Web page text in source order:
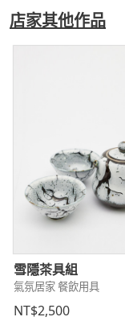
店家其他作品
雪隱茶具組
氣氛居家 餐飲用具
NT$2,500